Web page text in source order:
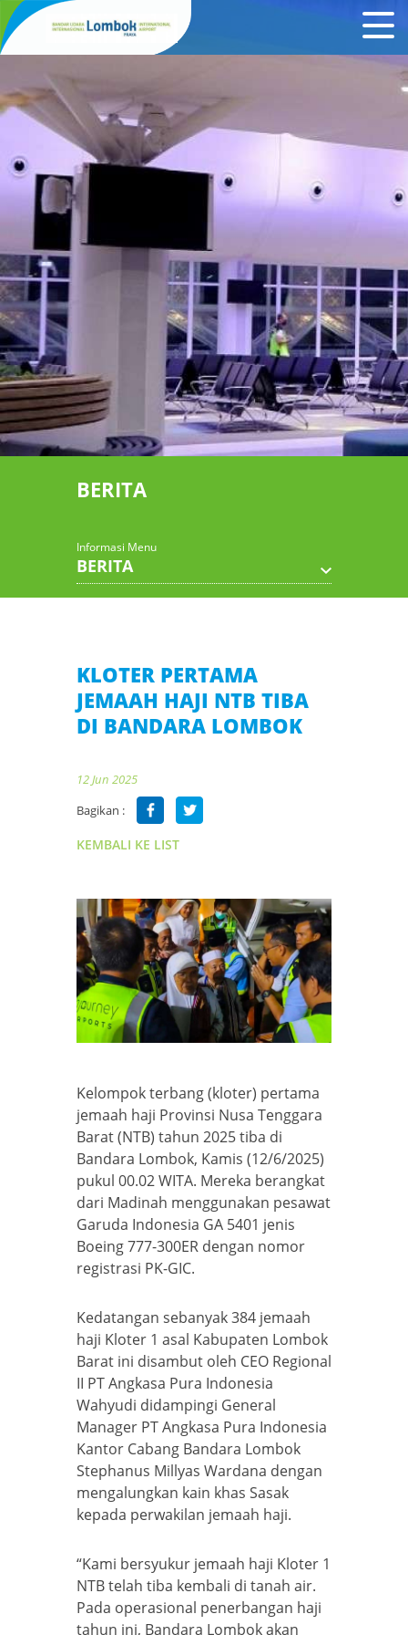
BERITA
Informasi Menu
BERITA
KLOTER PERTAMA
JEMAAH HAJI NTB TIBA
DI BANDARA LOMBOK
12 Jun 2025
Bagikan :
KEMBALI KE LIST
Kelompok terbang (kloter) pertama
jemaah haji Provinsi Nusa Tenggara
Barat (NTB) tahun 2025 tiba di
Bandara Lombok, Kamis (12/6/2025)
pukul 00.02 WITA. Mereka berangkat
dari Madinah menggunakan pesawat
Garuda Indonesia GA 5401 jenis
Boeing 777-300ER dengan nomor
registrasi PK-GIC.
Kedatangan sebanyak 384 jemaah
haji Kloter 1 asal Kabupaten Lombok
Barat ini disambut oleh CEO Regional
II PT Angkasa Pura Indonesia
Wahyudi didampingi General
Manager PT Angkasa Pura Indonesia
Kantor Cabang Bandara Lombok
Stephanus Millyas Wardana dengan
mengalungkan kain khas Sasak
kepada perwakilan jemaah haji.
“Kami bersyukur jemaah haji Kloter 1
NTB telah tiba kembali di tanah air.
Pada operasional penerbangan haji
tahun ini, Bandara Lombok akan